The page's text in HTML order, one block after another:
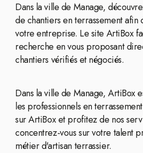
Dans la ville de Manage,
de chantiers en terrassement
votre entreprise. Le site ArtiBox
recherche en vous proposant
chantiers vérifiés et négociés.
Dans la ville de Manage, ArtiBox
les professionnels en
sur ArtiBox et profitez de nos
concentrez-vous sur votre talent
métier d'artisan terrassier.